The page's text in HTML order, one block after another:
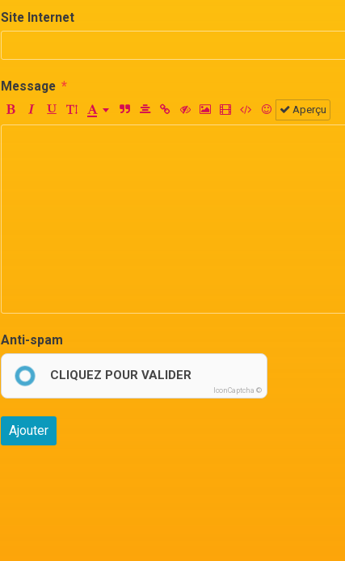
Site Internet
Message
Aperçu
Anti-spam
CLIQUEZ POUR VALIDER
IconCaptcha ©
Ajouter